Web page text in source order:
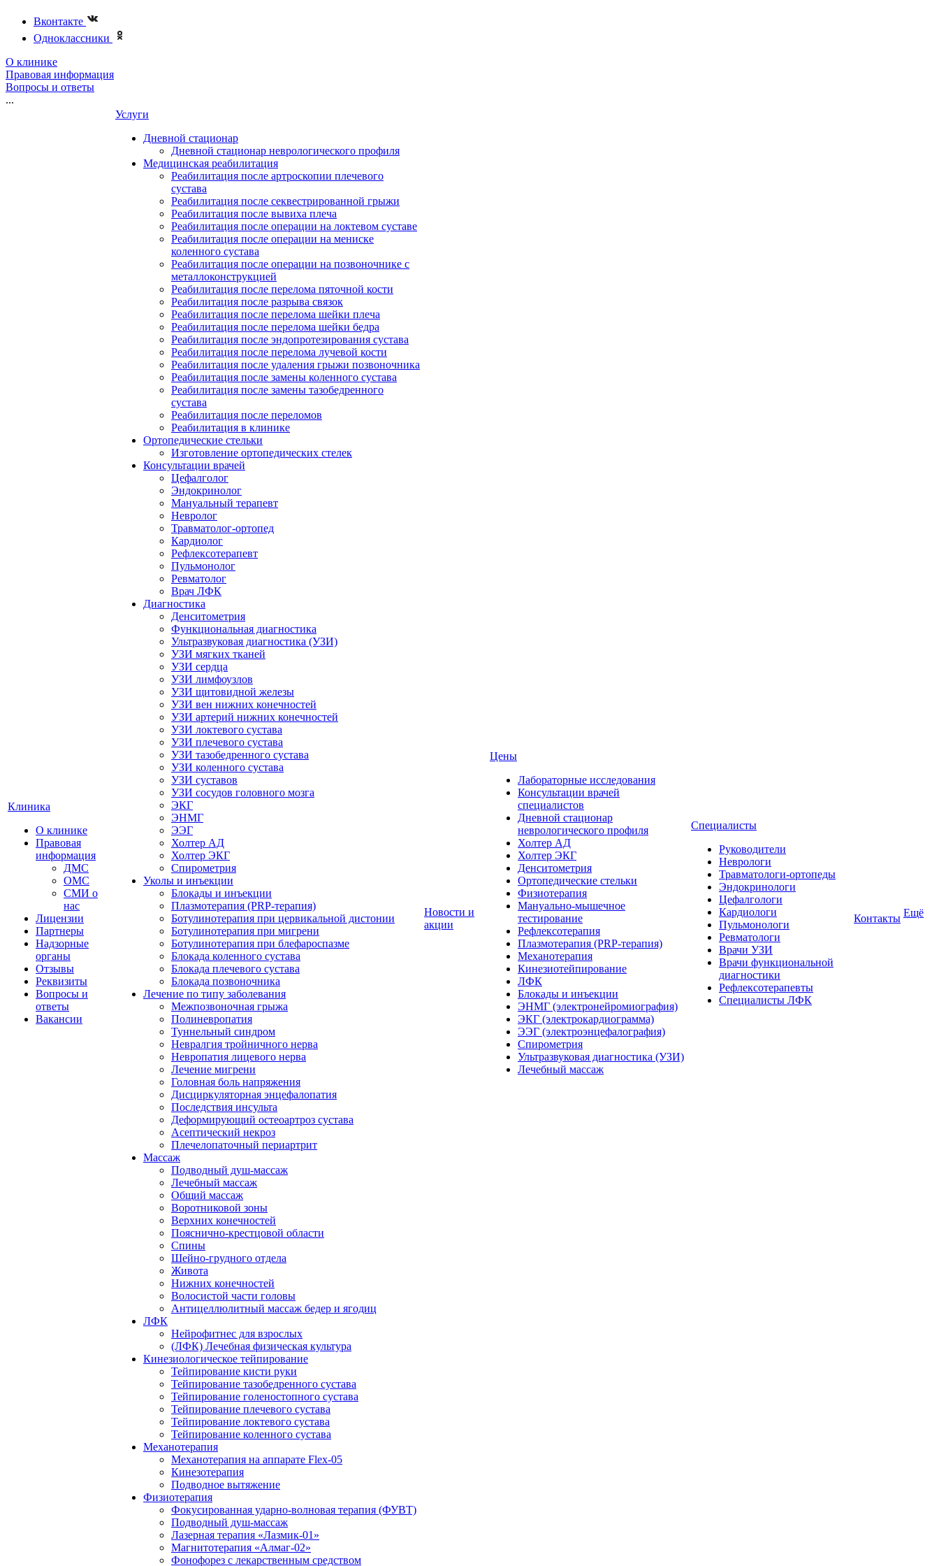
Вконтакте
Одноклассники
О клинике
Правовая информация
Вопросы и ответы
...
Клиника
О клинике
Правовая
информация
ДМС
ОМС
СМИ о
нас
Лицензии
Партнеры
Надзорные
органы
Отзывы
Реквизиты
Вопросы и
ответы
Вакансии
Услуги
Дневной стационар
Дневной стационар неврологического профиля
Медицинская реабилитация
Реабилитация после артроскопии плечевого
сустава
Реабилитация после секвестрированной грыжи
Реабилитация после вывиха плеча
Реабилитация после операции на локтевом суставе
Реабилитация после операции на мениске
коленного сустава
Реабилитация после операции на позвоночнике с
металлоконструкцией
Реабилитация после перелома пяточной кости
Реабилитация после разрыва связок
Реабилитация после перелома шейки плеча
Реабилитация после перелома шейки бедра
Реабилитация после эндопротезирования сустава
Реабилитация после перелома лучевой кости
Реабилитация после удаления грыжи позвоночника
Реабилитация после замены коленного сустава
Реабилитация после замены тазобедренного
сустава
Реабилитация после переломов
Реабилитация в клинике
Ортопедические стельки
Изготовление ортопедических стелек
Консультации врачей
Цефалголог
Эндокринолог
Мануальный терапевт
Невролог
Травматолог-ортопед
Кардиолог
Рефлексотерапевт
Пульмонолог
Ревматолог
Врач ЛФК
Диагностика
Денситометрия
Функциональная диагностика
Ультразвуковая диагностика (УЗИ)
УЗИ мягких тканей
УЗИ сердца
УЗИ лимфоузлов
УЗИ щитовидной железы
УЗИ вен нижних конечностей
УЗИ артерий нижних конечностей
УЗИ локтевого сустава
УЗИ плечевого сустава
УЗИ тазобедренного сустава
УЗИ коленного сустава
УЗИ суставов
УЗИ сосудов головного мозга
ЭКГ
ЭНМГ
ЭЭГ
Холтер АД
Холтер ЭКГ
Спирометрия
Уколы и инъекции
Блокады и инъекции
Плазмотерапия (PRP-терапия)
Ботулинотерапия при цервикальной дистонии
Ботулинотерапия при мигрени
Ботулинотерапия при блефароспазме
Блокада коленного сустава
Блокада плечевого сустава
Блокада позвоночника
Лечение по типу заболевания
Межпозвоночная грыжа
Полиневропатия
Туннельный синдром
Невралгия тройничного нерва
Невропатия лицевого нерва
Лечение мигрени
Головная боль напряжения
Дисциркуляторная энцефалопатия
Последствия инсульта
Деформирующий остеоартроз сустава
Асептический некроз
Плечелопаточный периартрит
Массаж
Подводный душ-массаж
Лечебный массаж
Общий массаж
Воротниковой зоны
Верхних конечностей
Пояснично-крестцовой области
Спины
Шейно-грудного отдела
Живота
Нижних конечностей
Волосистой части головы
Антицеллюлитный массаж бедер и ягодиц
ЛФК
Нейрофитнес для взрослых
(ЛФК) Лечебная физическая культура
Кинезиологическое тейпирование
Тейпирование кисти руки
Тейпирование тазобедренного сустава
Тейпирование голеностопного сустава
Тейпирование плечевого сустава
Тейпирование локтевого сустава
Тейпирование коленного сустава
Механотерапия
Механотерапия на аппарате Flex-05
Кинезотерапия
Подводное вытяжение
Физиотерапия
Фокусированная ударно-волновая терапия (ФУВТ)
Подводный душ-массаж
Лазерная терапия «Лазмик-01»
Магнитотерапия «Алмаг-02»
Фонофорез с лекарственным средством
Новости и
акции
Цены
Лабораторные исследования
Консультации врачей
специалистов
Дневной стационар
неврологического профиля
Холтер АД
Холтер ЭКГ
Денситометрия
Ортопедические стельки
Физиотерапия
Мануально-мышечное
тестирование
Рефлексотерапия
Плазмотерапия (PRP-терапия)
Механотерапия
Кинезиотейпирование
ЛФК
Блокады и инъекции
ЭНМГ (электронейромиография)
ЭКГ (электрокардиограмма)
ЭЭГ (электроэнцефалография)
Спирометрия
Ультразвуковая диагностика (УЗИ)
Лечебный массаж
Специалисты
Руководители
Неврологи
Травматологи-ортопеды
Эндокринологи
Цефалгологи
Кардиологи
Пульмонологи
Ревматологи
Врачи УЗИ
Врачи функциональной
диагностики
Рефлексотерапевты
Специалисты ЛФК
Контакты Ещё